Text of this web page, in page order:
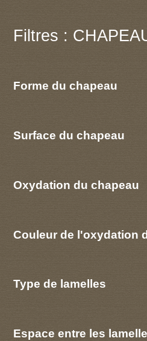
Filtres :
Forme du chapeau
Surface du chapeau
Oxydation du chapeau
Couleur de l'oxydation
Type de lamelles
Espace entre les